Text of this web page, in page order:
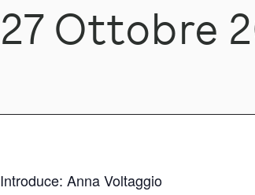
27 Ottobre
Introduce: Anna Voltaggio